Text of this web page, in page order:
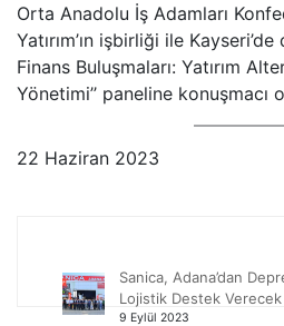
Orta Anadolu İş Adamları
Yatırım’ın işbirliği ile
Finans Buluşmaları: Yatırım
Yönetimi’’ paneline konuşmacı
22 Haziran 2023
Sanica, Adana’dan
Lojistik Destek Verecek
9 Eylül 2023